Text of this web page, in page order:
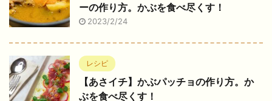
ーの作り方。かぶを食べ尽くす！
2023/2/24
レシピ
【あさイチ】かぶパッチョの作り方。か
ぶを食べ尽くす！